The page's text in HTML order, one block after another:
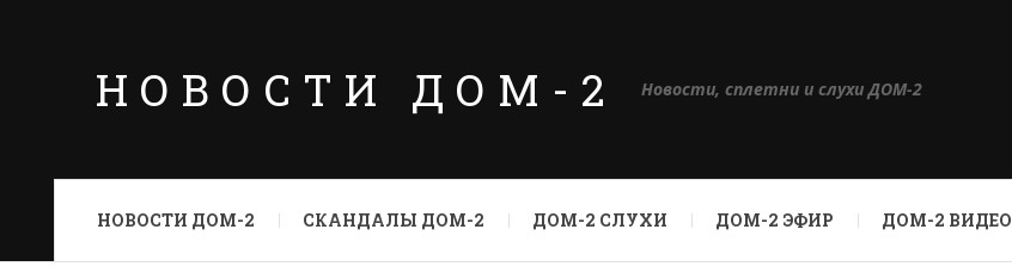
НОВОСТИ ДОМ-2 Новости, сплетни и слухи ДОМ-2
НОВОСТИ ДОМ-2 СКАНДАЛЫ ДОМ-2 ДОМ-2 СЛУХИ ДОМ-2 ЭФИР ДОМ-2 ВИДЕО